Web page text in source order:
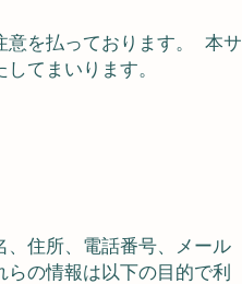
意を払っております。 本サ
てまいります。
、住所、電話番号、メール
の情報は以下の目的で利